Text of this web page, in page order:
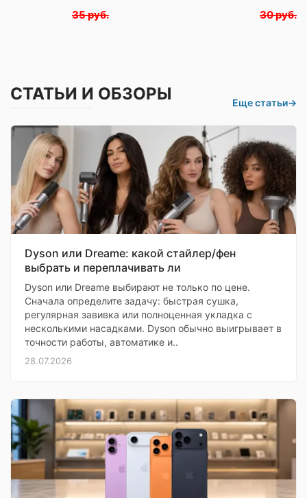
35 руб. 30 руб.
СТАТЬИ И ОБЗОРЫ Еще статьи→
Dyson или Dreame: какой стайлер/фен
выбрать и переплачивать ли
Dyson или Dreame выбирают не только по цене.
Сначала определите задачу: быстрая сушка,
регулярная завивка или полноценная укладка с
несколькими насадками. Dyson обычно выигрывает в
точности работы, автоматике и..
28.07.2026